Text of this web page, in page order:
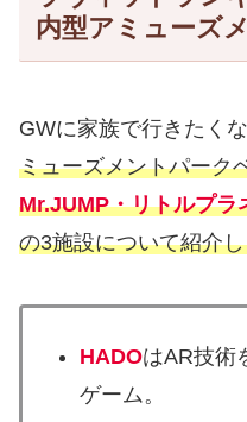
内型アミューズ
GWに家族で行きたくな
ミューズメントパーク
Mr.JUMP・リトルプラ
の3施設について紹介
HADOはAR技術
ゲーム。